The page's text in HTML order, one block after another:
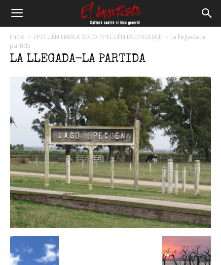
Anartista
Inicio EPECUÉN HABLA SOLO: EPECUÉN ES LENGUAJE
la llegada-la
partida
LA LLEGADA-LA PARTIDA